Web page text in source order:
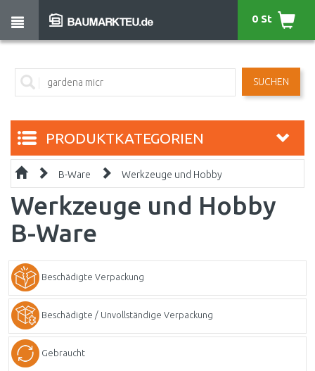
SUCHEN
0 St
PRODUKTKATEGORIEN
B-Ware Werkzeuge und Hobby
Werkzeuge und Hobby
B-Ware
Beschädigte Verpackung
Beschädigte / Unvollständige Verpackung
Gebraucht